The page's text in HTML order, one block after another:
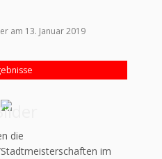
am 13. Januar 2019
Bilder
die
im